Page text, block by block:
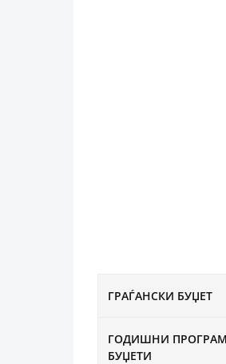
ГРАЃАНСКИ БУЏЕТ
ГОДИШНИ
БУЏЕТИ